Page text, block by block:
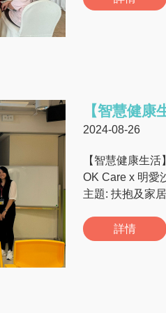
【智慧健
2024-08-26
【智慧健康生活】
OK Care x 明愛
主題: 扶抱及家
詳情